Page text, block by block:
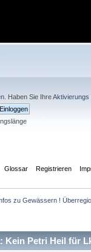
. Haben Sie IhreAktivierungs
Glossar Registrieren
zu Gewässern !
Kein Petri Heil für